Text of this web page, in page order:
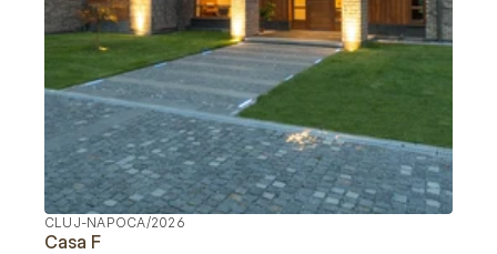
CLUJ-NAPOCA/2026
Casa F